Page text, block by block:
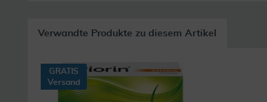
Verwandte Produkte zu diesem Artikel
GRATIS
Versand